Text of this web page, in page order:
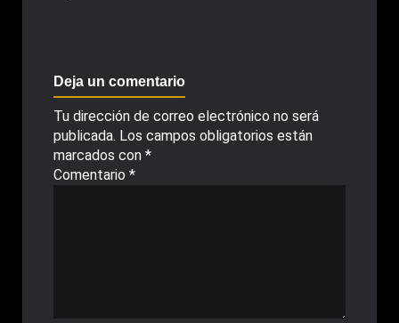
Deja un comentario
Tu dirección de correo electrónico no será
publicada. Los campos obligatorios están
marcados con *
Comentario *